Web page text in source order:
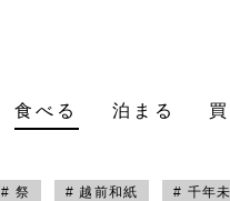
食べる 泊まる
# 祭 # 越前和紙 # 千年